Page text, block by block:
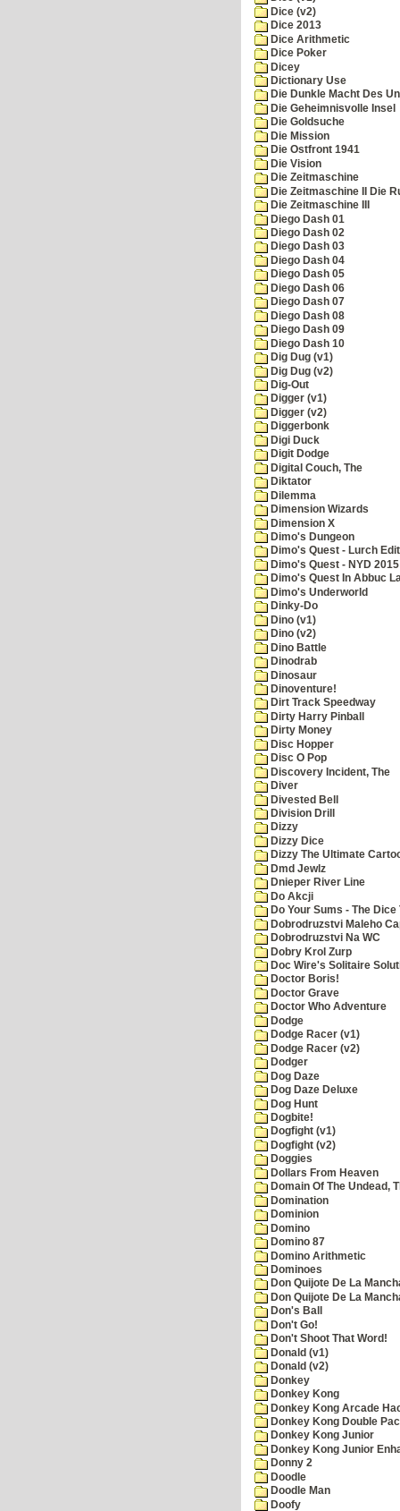
Dice (v2)
Dice 2013
Dice Arithmetic
Dice Poker
Dicey
Dictionary Use
Die Dunkle Macht Des
Die Geheimnisvolle Insel
Die Goldsuche
Die Mission
Die Ostfront 1941
Die Vision
Die Zeitmaschine
Die Zeitmaschine II Die
Die Zeitmaschine III
Diego Dash 01
Diego Dash 02
Diego Dash 03
Diego Dash 04
Diego Dash 05
Diego Dash 06
Diego Dash 07
Diego Dash 08
Diego Dash 09
Diego Dash 10
Dig Dug (v1)
Dig Dug (v2)
Dig-Out
Digger (v1)
Digger (v2)
Diggerbonk
Digi Duck
Digit Dodge
Digital Couch, The
Diktator
Dilemma
Dimension Wizards
Dimension X
Dimo's Dungeon
Dimo's Quest - Lurch
Dimo's Quest - NYD
Dimo's Quest In Abbuc
Dimo's Underworld
Dinky-Do
Dino (v1)
Dino (v2)
Dino Battle
Dinodrab
Dinosaur
Dinoventure!
Dirt Track Speedway
Dirty Harry Pinball
Dirty Money
Disc Hopper
Disc O Pop
Discovery Incident, The
Diver
Divested Bell
Division Drill
Dizzy
Dizzy Dice
Dizzy The Ultimate
Dmd Jewlz
Dnieper River Line
Do Akcji
Do Your Sums - The
Dobrodruzstvi Maleho
Dobrodruzstvi Na WC
Dobry Krol Zurp
Doc Wire's Solitaire
Doctor Boris!
Doctor Grave
Doctor Who Adventure
Dodge
Dodge Racer (v1)
Dodge Racer (v2)
Dodger
Dog Daze
Dog Daze Deluxe
Dog Hunt
Dogbite!
Dogfight (v1)
Dogfight (v2)
Doggies
Dollars From Heaven
Domain Of The Undead,
Domination
Dominion
Domino
Domino 87
Domino Arithmetic
Dominoes
Don Quijote De La
Don Quijote De La
Don's Ball
Don't Go!
Don't Shoot That Word!
Donald (v1)
Donald (v2)
Donkey
Donkey Kong
Donkey Kong Arcade
Donkey Kong Double
Donkey Kong Junior
Donkey Kong Junior
Donny 2
Doodle
Doodle Man
Doofy